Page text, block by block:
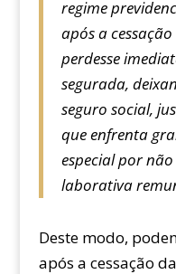
regime
após a
perdesse
segurada,
seguro social,
que enfrenta
especial por
laborativa
Deste modo,
após a cessação